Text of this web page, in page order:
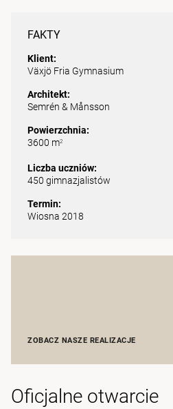
FAKTY
Klient:
Växjö Fria Gymnasium
Architekt:
Semrén & Månsson
Powierzchnia:
3600 m2
Liczba uczniów:
450 gimnazjalistów
Termin:
Wiosna 2018
ZOBACZ NASZE REALIZACJE
Oficjalne otwarcie